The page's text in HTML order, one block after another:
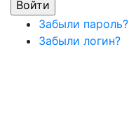
Забыли пароль?
Забыли логин?